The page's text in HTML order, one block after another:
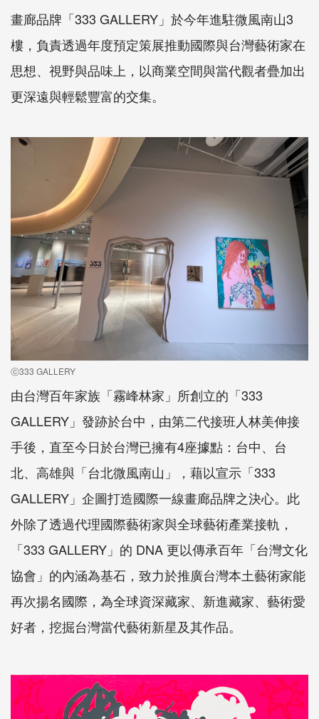
畫廊品牌「333 GALLERY」於今年進駐微風南山3
樓，負責透過年度預定策展推動國際與台灣藝術家在
思想、視野與品味上，以商業空間與當代觀者疊加出
更深遠與輕鬆豐富的交集。
ⓒ333 GALLERY
由台灣百年家族「霧峰林家」所創立的「333
GALLERY」發跡於台中，由第二代接班人林美伸接
手後，直至今日於台灣已擁有4座據點：台中、台
北、高雄與「台北微風南山」，藉以宣示「333
GALLERY」企圖打造國際一線畫廊品牌之決心。此
外除了透過代理國際藝術家與全球藝術產業接軌，
「333 GALLERY」的 DNA 更以傳承百年「台灣文化
協會」的內涵為基石，致力於推廣台灣本土藝術家能
再次揚名國際，為全球資深藏家、新進藏家、藝術愛
好者，挖掘台灣當代藝術新星及其作品。